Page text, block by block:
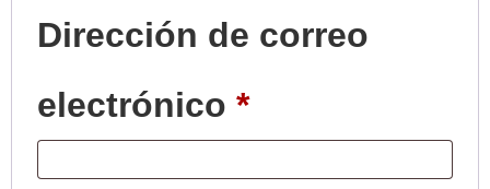
Dirección de correo
electrónico *